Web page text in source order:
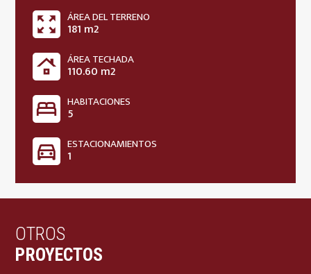
zoom_out_map ÁREA DEL TERRENO
181 m2
roofing ÁREA TECHADA
110.60 m2
bed HABITACIONES
5
directions_car ESTACIONAMIENTOS
1
OTROS
PROYECTOS